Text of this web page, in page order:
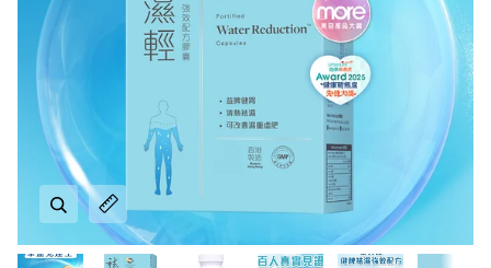
放大
放大
放大
放大
放大
放大
放大
放大
放大
放大